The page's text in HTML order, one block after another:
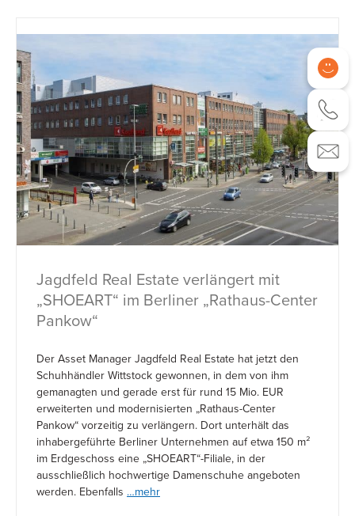
Jagdfeld Real Estate verlängert mit
„SHOEART“ im Berliner „Rathaus-Center
Pankow“
Der Asset Manager Jagdfeld Real Estate hat jetzt den
Schuhhändler Wittstock gewonnen, in dem von ihm
gemanagten und gerade erst für rund 15 Mio. EUR
erweiterten und modernisierten „Rathaus-Center
Pankow“ vorzeitig zu verlängern. Dort unterhält das
inhabergeführte Berliner Unternehmen auf etwa 150 m²
im Erdgeschoss eine „SHOEART“-Filiale, in der
ausschließlich hochwertige Damenschuhe angeboten
werden. Ebenfalls …mehr